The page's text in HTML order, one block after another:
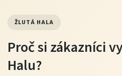
ŽLUTÁ HALA
Proč si zákazníci
Halu?